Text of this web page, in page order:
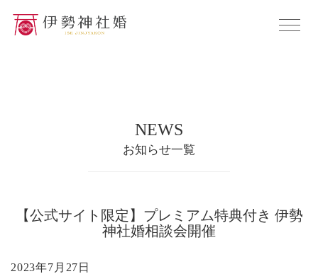
NEWS
お知らせ一覧
【公式サイト限定】プレミアム特典付き 伊勢
神社婚相談会開催
2023年7月27日